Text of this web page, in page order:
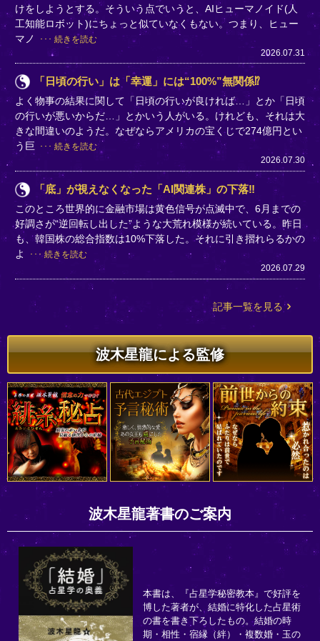
けをしようとする。そういう点でいうと、AIヒューマノイド(人
工知能ロボット)にちょっと似ていなくもない。つまり、ヒュー
マノ
続きを読む
2026.07.31
「日頃の行い」は「幸運」には“100%”無関係⁉
よく物事の結果に関して「日頃の行いが良ければ…」とか「日頃
の行いが悪いからだ…」とかいう人がいる。けれども、それは大
きな間違いのようだ。なぜならアメリカの宝くじで274億円とい
う巨
続きを読む
2026.07.30
「底」が視えなくなった「AI関連株」の下落‼
このところ世界的に金融市場は黄色信号が点滅中で、6月までの
好調さが“逆回転し出した”ような大荒れ模様が続いている。昨日
も、韓国株の総合指数は10%下落した。それに引き摺れらるかの
よ
続きを読む
2026.07.29
記事一覧を見る
波木星龍による監修
波木星龍著書のご案内
本書は、『占星学秘密教本』で好評を
博した著者が、結婚に特化した占星術
の書を書き下ろしたもの。結婚の時
期・相性・宿縁（絆）・複数婚・玉の